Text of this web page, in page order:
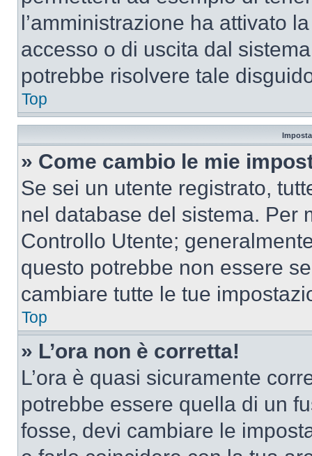
l’amministrazione ha attivato
accesso o di uscita dal
potrebbe risolvere tale
Top
» Come cambio le mie
Se sei un utente registrato,
nel database del sistema. Per
Controllo Utente;
questo potrebbe non essere
cambiare tutte le tue
Top
» L’ora non è corretta!
L’ora è quasi sicuramente
potrebbe essere quella di un
fosse, devi cambiare le